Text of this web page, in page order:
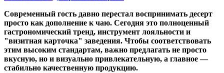
Современный гость давно перестал воспринимать десерт
просто как дополнение к чаю. Сегодня это полноценный
гастрономический тренд, инструмент лояльности и
"визитная карточка" заведения. Чтобы соответствовать
этим высоким стандартам, важно предлагать не просто
вкусную, но и визуально привлекательную, а главное —
стабильно качественную продукцию.